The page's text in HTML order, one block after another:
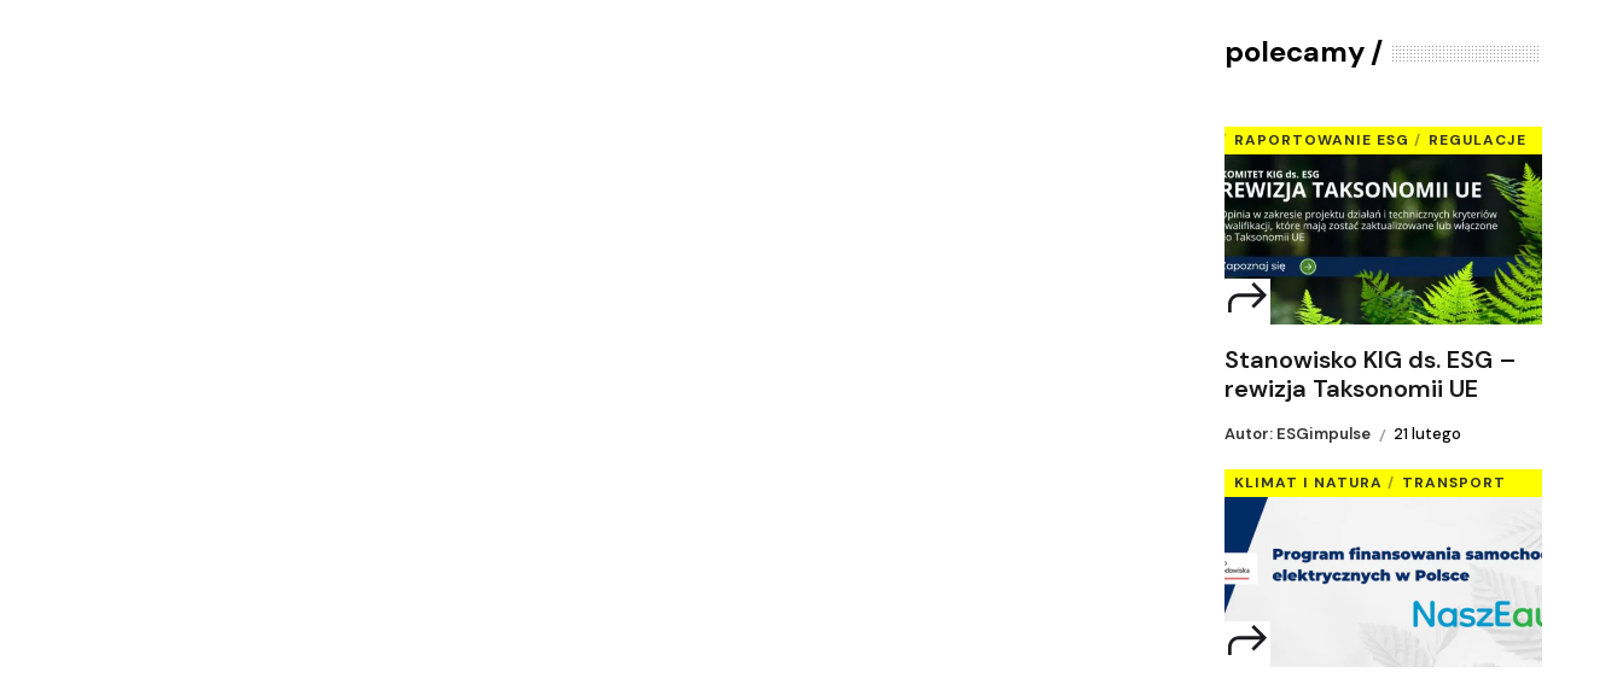
polecamy
RAPORTOWANIE ESG REGULACJE
Stanowisko KIG ds. ESG –
rewizja Taksonomii UE
Autor: ESGimpulse 21 lutego
KLIMAT I NATURA TRANSPORT